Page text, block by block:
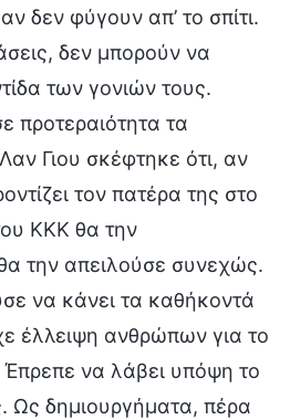
δεν φύγουν απ’ το σπίτι.
δεν μπορούν να
των γονιών τους.
προτεραιότητα τα
Γιου σκέφτηκε ότι, αν
τον πατέρα της στο
ΚΚΚ θα την
την απειλούσε συνεχώς.
να κάνει τα καθήκοντά
έλλειψη ανθρώπων για το
Έπρεπε να λάβει υπόψη το
Ως δημιουργήματα, πέρα